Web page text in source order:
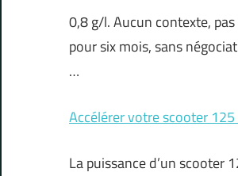
0,8 g/l. Aucun contexte,
pour six mois, sans
…
Accélérer votre scooter
La puissance d’un scooter